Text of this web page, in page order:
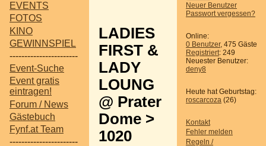
EVENTS
FOTOS
KINO
GEWINNSPIEL
-----------------------
Event-Suche
Event gratis
eintragen!
Forum / News
Gästebuch
Fynf.at Team
-----------------------
Neuer Benutzer
Passwort vergessen?
Online:
0 Benutzer, 475 Gäste
Registriert: 249
Neuester Benutzer:
deny8
Heute hat Geburtstag:
roscarcoza (26)
Kontakt
Fehler melden
Regeln /
LADIES
FIRST &
LADY
LOUNG
@ Prater
Dome >
1020